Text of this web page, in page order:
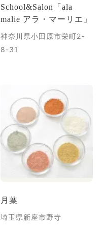
School&Salon「ala
malie アラ・マーリエ」
神奈川県小田原市栄町2-
8-31
月葉
埼玉県新座市野寺